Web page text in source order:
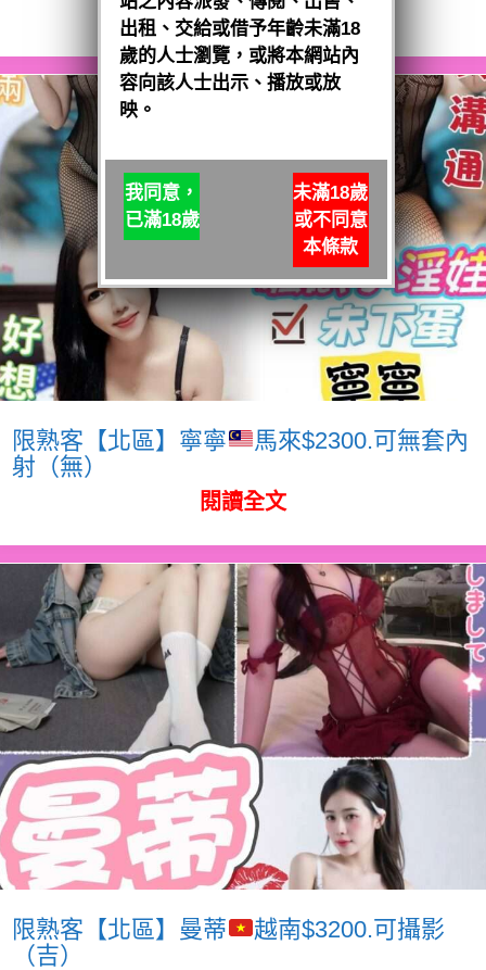
閱讀全文
限熟客【北區】寧寧
馬來$2300.可無套內
射（無）
閱讀全文
限熟客【北區】曼蒂
越南$3200.可攝影
（吉）
出租、交給或借予年齡未滿18
歲的人士瀏覽，或將本網站內
容向該人士出示、播放或放
映。
我同意，
已滿18歲
未滿18歲
或不同意
本條款